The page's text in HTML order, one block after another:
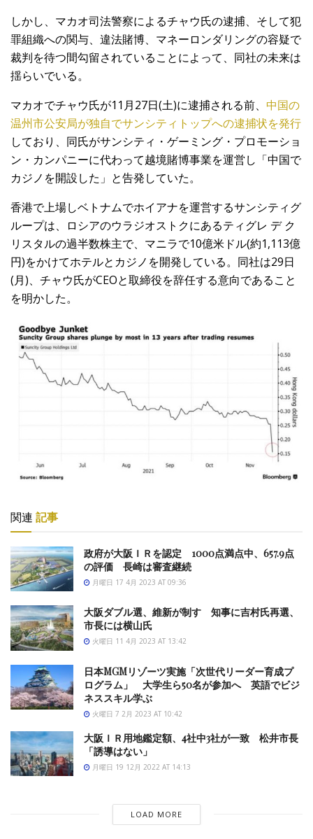
しかし、マカオ司法警察によるチャウ氏の逮捕、そして犯
罪組織への関与、違法賭博、マネーロンダリングの容疑で
裁判を待つ間勾留されていることによって、同社の未来は
揺らいでいる。
マカオでチャウ氏が11月27日(土)に逮捕される前、 中国の
温州市公安局が独自でサンシティトップへの逮捕状を発行
しており、同氏がサンシティ・ゲーミング・プロモーショ
ン・カンパニーに代わって越境賭博事業を運営し「中国で
カジノを開設した」と告発していた。
香港で上場しベトナムでホイアナを運営するサンシティグ
ループは、ロシアのウラジオストクにあるティグレ デ ク
リスタルの過半数株主で、マニラで10億米ドル(約1,113億
円)をかけてホテルとカジノを開発している。同社は29日
(月)、チャウ氏がCEOと取締役を辞任する意向であること
を明かした。
関連 記事
政府が大阪ＩＲを認定 1000点満点中、657.9点
の評価 長崎は審査継続
月曜日 17 4月 2023 AT 09:36
大阪ダブル選、維新が制す 知事に吉村氏再選、
市長には横山氏
火曜日 11 4月 2023 AT 13:42
日本MGMリゾーツ実施「次世代リーダー育成プ
ログラム」 大学生ら50名が参加へ 英語でビジ
ネススキル学ぶ
火曜日 7 2月 2023 AT 10:42
大阪ＩＲ用地鑑定額、4社中3社が一致 松井市長
「誘導はない」
月曜日 19 12月 2022 AT 14:13
LOAD MORE